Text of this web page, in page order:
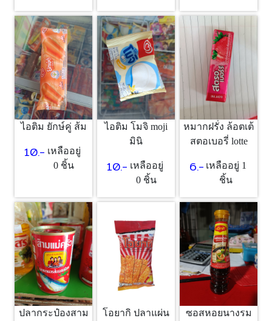
ไอติม ยักษ์คู่ ส้ม
10.- เหลืออยู่
0 ชิ้น
ไอติม โมจิ moji
มินิ
10.- เหลืออยู่
0 ชิ้น
หมากฝรั่ง ล้อตเต้
สตอเบอรี่ lotte
6.- เหลืออยู่ 1
ชิ้น
ปลากระป๋องสาม
โอยากิ ปลาแผ่น ซอสหอยนางรม